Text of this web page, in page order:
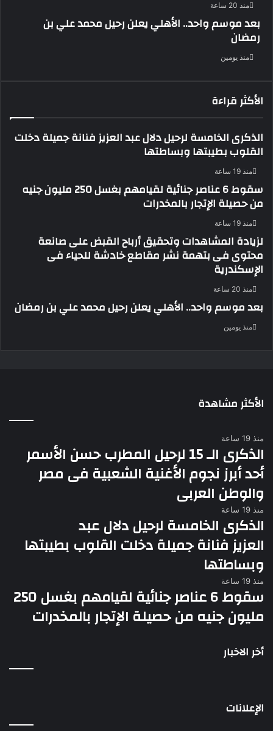
منذ 20 ساعة
بعد موسم واحد.. الأهلي يعلن رحيل محمد علي بن
رمضان
منذ يومين
الأكثر قراءة
الذكرى الخامسة لرحيل دلال عبد العزيز فنانة جميلة دخلت
القلوب بطيبتها وبساطتها
منذ 19 ساعة
سقوط 6 عناصر جنائية لقيامهم بغسل 250 مليون جنيه
من حصيلة الإتجار بالمخدرات
منذ 19 ساعة
لزيادة المشاهدات وتحقيق أرباح القبض على صانعة
محتوى فى بتهمة نشر مقاطع خادشة للحياء فى
الإسكندرية
منذ 20 ساعة
بعد موسم واحد.. الأهلي يعلن رحيل محمد علي بن رمضان
منذ يومين
الأكثر مشاهدة
منذ 19 ساعة
الذكرى الـ 15 لرحيل المطرب حسن الأسمر
أحد أبرز نجوم الأغنية الشعبية فى مصر
والوطن العربى
منذ 19 ساعة
الذكرى الخامسة لرحيل دلال عبد
العزيز فنانة جميلة دخلت القلوب بطيبتها
وبساطتها
منذ 19 ساعة
سقوط 6 عناصر جنائية لقيامهم بغسل 250
مليون جنيه من حصيلة الإتجار بالمخدرات
أخر الاخبار
الإعلانات